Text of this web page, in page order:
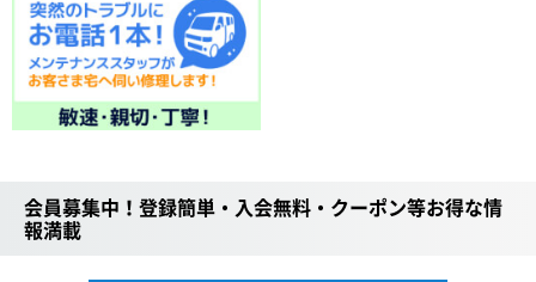
会員募集中！登録簡単・入会無料・クーポン等お得な情
報満載